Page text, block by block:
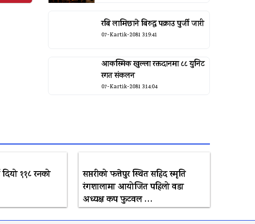
रबि लामिछाने बिरुद्ध पक्राउ पुर्जी जारी
07-Kartik-2081 3:19:41
आकस्मिक खुल्ला रक्तदानमा ८८ युनिट
रगत संकलन
07-Kartik-2081 3:14:04
११८ रनको
सप्तरीको फत्तेपुर स्थित सहिद स्मृति
रंगशालामा आयोजित पहिलो वडा
अध्यक्ष कप फुटवल …